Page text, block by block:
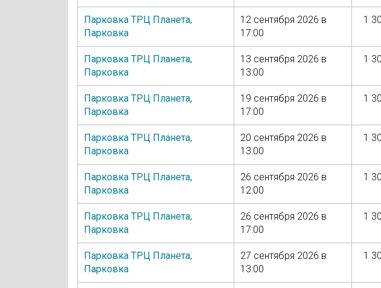
Парковка ТРЦ Планета,
Парковка
12 сентября 2026 в
17:00
1
Парковка ТРЦ Планета,
Парковка
13 сентября 2026 в
13:00
1
Парковка ТРЦ Планета,
Парковка
19 сентября 2026 в
17:00
1
Парковка ТРЦ Планета,
Парковка
20 сентября 2026 в
13:00
1
Парковка ТРЦ Планета,
Парковка
26 сентября 2026 в
12:00
1
Парковка ТРЦ Планета,
Парковка
26 сентября 2026 в
17:00
1
Парковка ТРЦ Планета,
Парковка
27 сентября 2026 в
13:00
1